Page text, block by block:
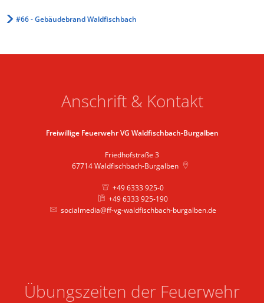
#66 - Gebäudebrand Waldfischbach
Anschrift & Kontakt
Freiwillige Feuerwehr VG Waldfischbach-Burgalben
Friedhofstraße 3
67714 Waldfischbach-Burgalben
+49 6333 925-0
+49 6333 925-190
socialmedia@ff-vg-waldfischbach-burgalben.de
Übungszeiten der Feuerwehr